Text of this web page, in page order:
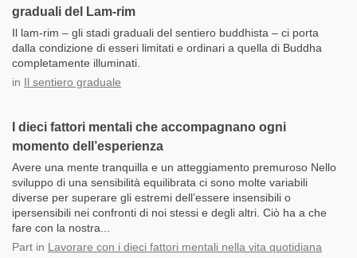
graduali del Lam-rim
Il lam-rim – gli stadi graduali del sentiero buddhista – ci porta
dalla condizione di esseri limitati e ordinari a quella di Buddha
completamente illuminati.
in Il sentiero graduale
I dieci fattori mentali che accompagnano ogni
momento dell’esperienza
Avere una mente tranquilla e un atteggiamento premuroso Nello
sviluppo di una sensibilità equilibrata ci sono molte variabili
diverse per superare gli estremi dell’essere insensibili o
ipersensibili nei confronti di noi stessi e degli altri. Ciò ha a che
fare con la nostra...
Part in Lavorare con i dieci fattori mentali nella vita quotidiana